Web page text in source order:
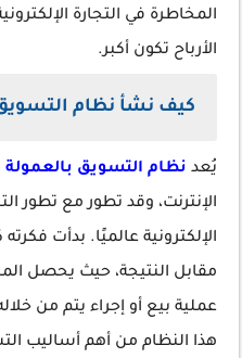
المخاطرة في التجارة
الأرباح تكون أكبر.
كيف نشأ نظام
يُعد نظام التسويق بالعمولة
الإنترنت، وقد تطور مع تطور
الإلكترونية عالميًا. بدأت
مقابل النتيجة، حيث يحصل
عملية بيع أو إجراء يتم من
هذا النظام من أهم أساليب